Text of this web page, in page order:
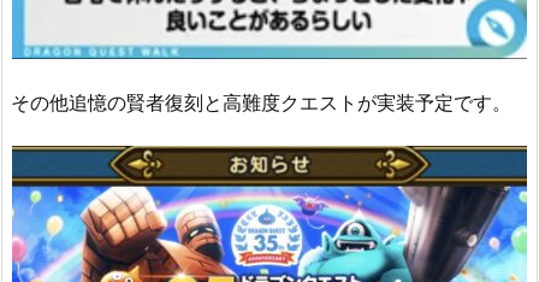
その他追憶の賢者復刻と高難度クエストが実装予定です。